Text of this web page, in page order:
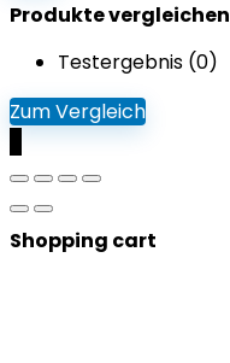
Produkte vergleichen
Testergebnis (0)
Zum Vergleich
Shopping cart